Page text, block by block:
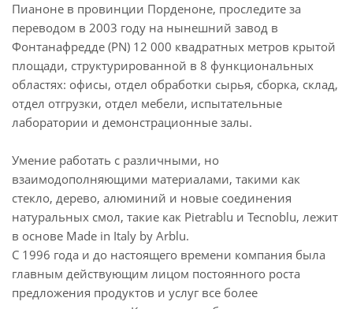
Пианоне в провинции Порденоне, проследите за
переводом в 2003 году на нынешний завод в
Фонтанафредде (PN) 12 000 квадратных метров крытой
площади, структурированной в 8 функциональных
областях: офисы, отдел обработки сырья, сборка, склад,
отдел отгрузки, отдел мебели, испытательные
лаборатории и демонстрационные залы.
Умение работать с различными, но
взаимодополняющими материалами, такими как
стекло, дерево, алюминий и новые соединения
натуральных смол, такие как Pietrablu и Tecnoblu, лежит
в основе Made in Italy by Arblu.
С 1996 года и до настоящего времени компания была
главным действующим лицом постоянного роста
предложения продуктов и услуг все более